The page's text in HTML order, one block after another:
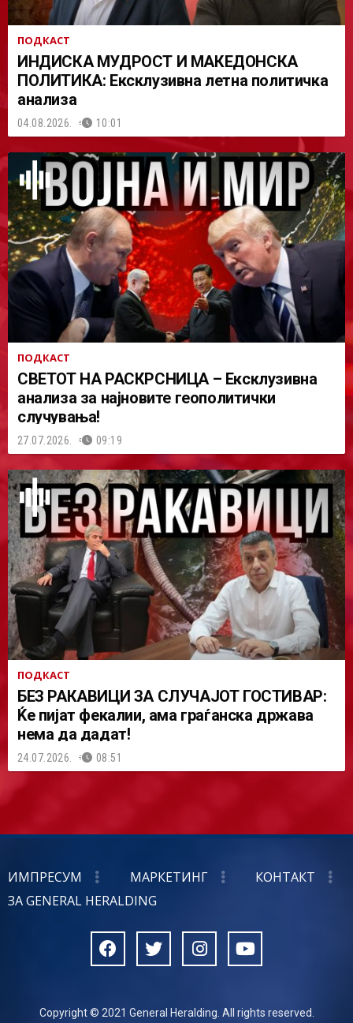
ПОДКАСТ
ИНДИСКА МУДРОСТ И МАКЕДОНСКА
ПОЛИТИКА: Ексклузивна летна политичка
анализа
04.08.2026. 10:01
ПОДКАСТ
СВЕТОТ НА РАСКРСНИЦА – Ексклузивна
анализа за најновите геополитички
случувања!
27.07.2026. 09:19
ПОДКАСТ
БЕЗ РАКАВИЦИ ЗА СЛУЧАЈОТ ГОСТИВАР:
Ќе пијат фекалии, ама граѓанска држава
нема да дадат!
24.07.2026. 08:51
ИМПРЕСУМ МАРКЕТИНГ
КОНТАКТ
ЗА GENERAL HERALDING
Copyright © 2021 General Heralding. All rights reserved.